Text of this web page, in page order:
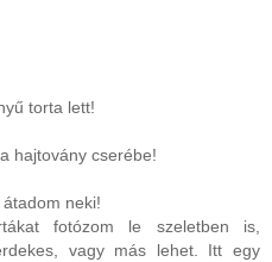
torta lett!
hajtovány cserébe!
neki!
fotózom le szeletben is,
vagy más lehet. Itt egy